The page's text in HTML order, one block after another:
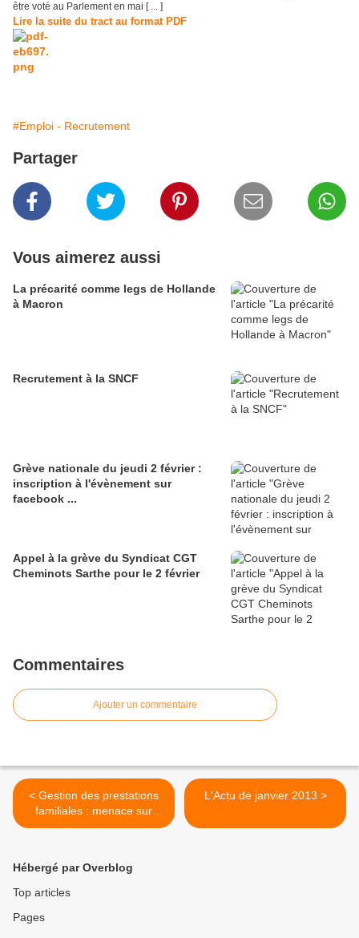
être voté au Parlement en mai [ ... ]
Lire la suite du tract au format PDF
#Emploi - Recrutement
Partager
Vous aimerez aussi
La précarité comme legs de Hollande
à Macron
Recrutement à la SNCF
Grève nationale du jeudi 2 février :
inscription à l'évènement sur
facebook ...
Appel à la grève du Syndicat CGT
Cheminots Sarthe pour le 2 février
Commentaires
Ajouter un commentaire
< Gestion des prestations
familiales : menace sur
l'emploi et sur les droits des
L'Actu de janvier 2013 >
Hébergé par Overblog
Top articles
Pages